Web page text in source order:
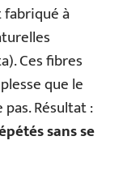
fabriqué à
Ces fibres
que le
Résultat :
sans se